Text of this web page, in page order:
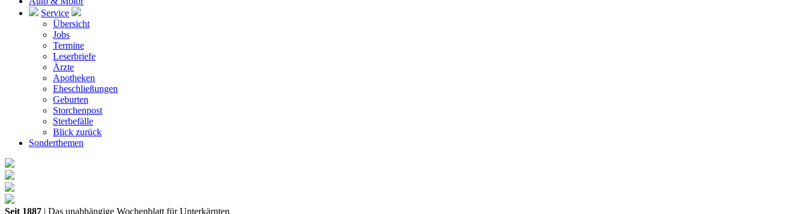
Service
Übersicht
Jobs
Termine
Leserbriefe
Ärzte
Apotheken
Eheschließungen
Geburten
Storchenpost
Sterbefälle
Blick zurück
Sonderthemen
Seit 1887 | Das unabhängige Wochenblatt für Unterkärnten